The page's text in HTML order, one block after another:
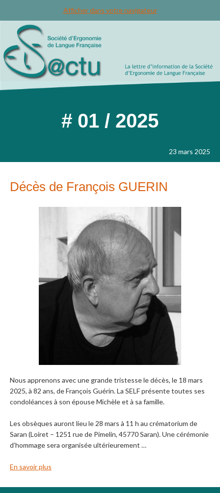
Afficher dans votre navigateur
# 01 / 2025
23 mars 2025
Décès de François GUERIN
Nous apprenons avec une grande tristesse le décès, le 18 mars
2025, à 82 ans, de François Guérin. La SELF présente toutes ses
condoléances à son épouse Michèle et à sa famille.
Les obsèques auront lieu le 28 mars à 11 h au crématorium de
Saran (Loiret – 1251 rue de Pimelin, 45770 Saran). Une cérémonie
d’hommage sera organisée ultérieurement …
En savoir plus